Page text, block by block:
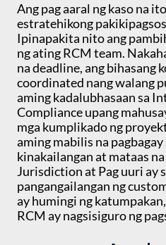
Ang pag aaral ng kaso na
estratehikong
Ipinapakita nito ang
ng ating RCM team.
na deadline, ang bihasang
coordinated nang walang
aming kadalubhasaan sa
Compliance upang
mga kumplikado ng
aming mabilis na pagbagay
kinakailangan at mataas
Jurisdiction at Pag uuri ay
pangangailangan ng
ay humingi ng
RCM ay nagsisiguro ng